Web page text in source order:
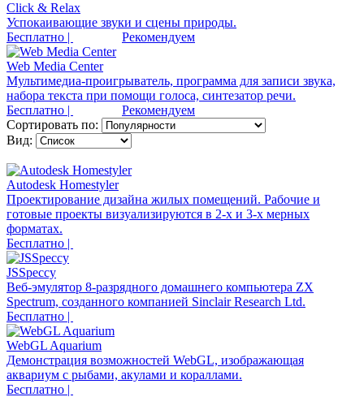
Click & Relax
Успокаивающие звуки и сцены природы.
Бесплатно |
Рекомендуем
Web Media Center
Мультимедиа-проигрыватель, программа для записи звука,
набора текста при помощи голоса, синтезатор речи.
Бесплатно |
Рекомендуем
Сортировать по:
Вид:
Autodesk Homestyler
Проектирование дизайна жилых помещений. Рабочие и
готовые проекты визуализируются в 2-х и 3-х мерных
форматах.
Бесплатно |
JSSpeccy
Веб-эмулятор 8-разрядного домашнего компьютера ZX
Spectrum, созданного компанией Sinclair Research Ltd.
Бесплатно |
WebGL Aquarium
Демонстрация возможностей WebGL, изображающая
аквариум с рыбами, акулами и кораллами.
Бесплатно |